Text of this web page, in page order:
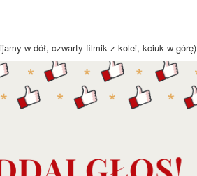
w dół, czwarty filmik z kolei, kciuk w górę)